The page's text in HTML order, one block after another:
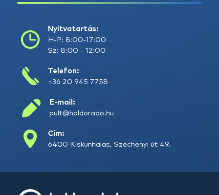
Nyitvatartás:
H-P: 8:00-17:00
Sz: 8:00 - 12:00
Telefon:
+36 20 945 7758
E-mail:
pult@haldorado.hu
Cím:
6400 Kiskunhalas, Széchenyi út 49.